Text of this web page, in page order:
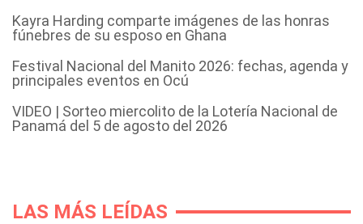
Kayra Harding comparte imágenes de las honras
fúnebres de su esposo en Ghana
Festival Nacional del Manito 2026: fechas, agenda y
principales eventos en Ocú
VIDEO | Sorteo miercolito de la Lotería Nacional de
Panamá del 5 de agosto del 2026
LAS MÁS LEÍDAS